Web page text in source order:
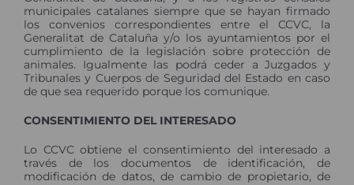
municipales catalanes siempre que se hayan firmado
los convenios correspondientes entre el CCVC, la
Generalitat de Cataluña y/o los ayuntamientos por el
cumplimiento de la legislación sobre protección de
animales. Igualmente las podrá ceder a Juzgados y
Tribunales y Cuerpos de Seguridad del Estado en caso
de que sea requerido porque los comunique.
CONSENTIMIENTO DEL INTERESADO
Lo CCVC obtiene el consentimiento del interesado a
través de los documentos de identificación, de
modificación de datos, de cambio de propietario, de